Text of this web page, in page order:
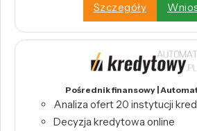
Szczegóły
Pośrednik finansowy |
Analiza ofert 20 instytucji
Decyzja kredytowa online